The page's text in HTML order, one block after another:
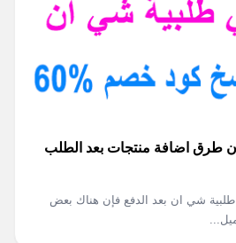
طرق اضافة منتجات بعد الطلب
شي ان بعد الدفع فإن هناك بعض